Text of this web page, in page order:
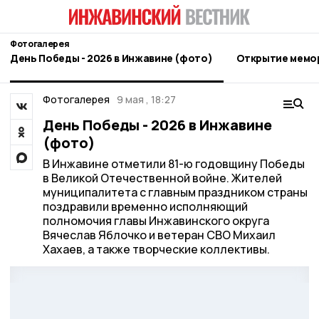
Фотогалерея
День Победы - 2026 в Инжавине (фото) Открытие
Фотогалерея 9 мая , 18:27
День Победы - 2026 в Инжавине
(фото)
В Инжавине отметили 81-ю годовщину Победы
в Великой Отечественной войне. Жителей
муниципалитета с главным праздником страны
поздравили временно исполняющий
полномочия главы Инжавинского округа
Вячеслав Яблочко и ветеран СВО Михаил
Хахаев, а также творческие коллективы.